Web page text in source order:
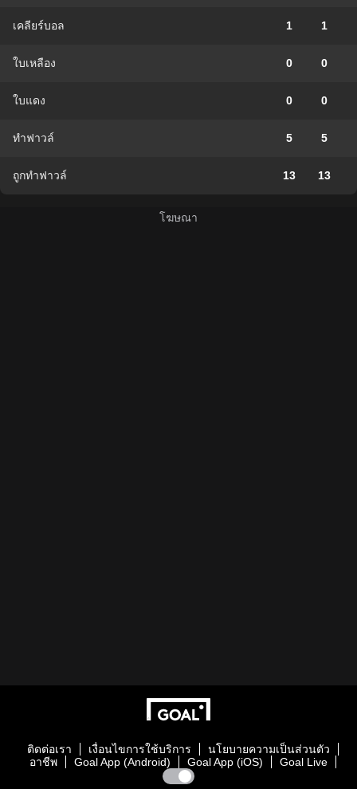
เคลียร์บอล 1 1
ใบเหลือง 0 0
ใบแดง 0 0
ทำฟาวล์ 5 5
ถูกทำฟาวล์ 13 13
ติดต่อเรา เงื่อนไขการใช้บริการ
นโยบายความเป็นส่วนตัว
อาชีพ
Goal App (Android) Goal App (iOS) Goal Live